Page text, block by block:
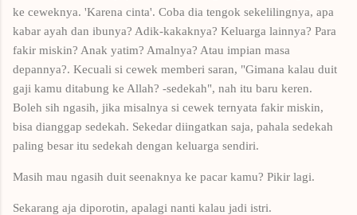
ke ceweknya. 'Karena cinta'. Coba dia tengok sekelilingnya, apa
kabar ayah dan ibunya? Adik-kakaknya? Keluarga lainnya? Para
fakir miskin? Anak yatim? Amalnya? Atau impian masa
depannya?. Kecuali si cewek memberi saran, "Gimana kalau duit
gaji kamu ditabung ke Allah? -sedekah", nah itu baru keren.
Boleh sih ngasih, jika misalnya si cewek ternyata fakir miskin,
bisa dianggap sedekah. Sekedar diingatkan saja, pahala sedekah
paling besar itu sedekah dengan keluarga sendiri.
Masih mau ngasih duit seenaknya ke pacar kamu? Pikir lagi.
Sekarang aja diporotin, apalagi nanti kalau jadi istri.